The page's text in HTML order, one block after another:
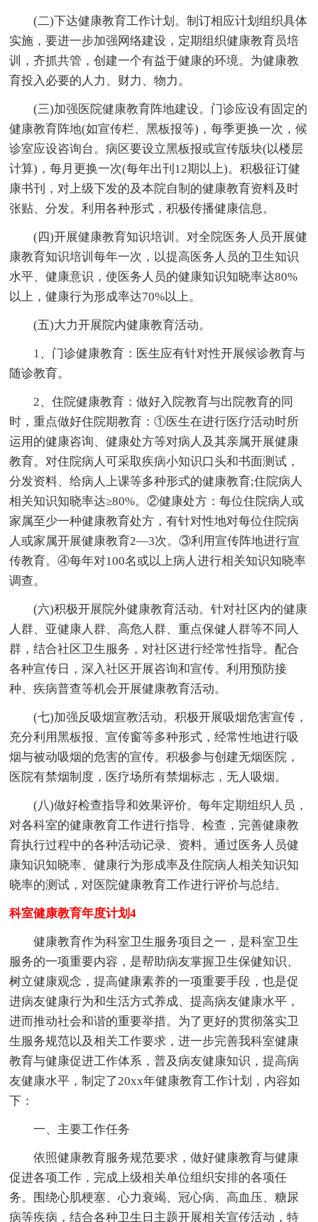
(二)下达健康教育工作计划。制订相应计划组织具体
实施，要进一步加强网络建设，定期组织健康教育员培
训，齐抓共管，创建一个有益于健康的环境。为健康教
育投入必要的人力、财力、物力。
(三)加强医院健康教育阵地建设。门诊应设有固定的
健康教育阵地(如宣传栏、黑板报等)，每季更换一次，候
诊室应设咨询台。病区要设立黑板报或宣传版块(以楼层
计算)，每月更换一次(每年出刊12期以上)。积极征订健
康书刊，对上级下发的及本院自制的健康教育资料及时
张贴、分发。利用各种形式，积极传播健康信息。
(四)开展健康教育知识培训。对全院医务人员开展健
康教育知识培训每年一次，以提高医务人员的卫生知识
水平、健康意识，使医务人员的健康知识知晓率达80%
以上，健康行为形成率达70%以上。
(五)大力开展院内健康教育活动。
1、门诊健康教育：医生应有针对性开展候诊教育与
随诊教育。
2、住院健康教育：做好入院教育与出院教育的同
时，重点做好住院期教育：①医生在进行医疗活动时所
运用的健康咨询、健康处方等对病人及其亲属开展健康
教育。对住院病人可采取疾病小知识口头和书面测试，
分发资料、给病人上课等多种形式的健康教育;住院病人
相关知识知晓率达≥80%。②健康处方：每位住院病人或
家属至少一种健康教育处方，有针对性地对每位住院病
人或家属开展健康教育2—3次。③利用宣传阵地进行宣
传教育。④每年对100名或以上病人进行相关知识知晓率
调查。
(六)积极开展院外健康教育活动。针对社区内的健康
人群、亚健康人群、高危人群、重点保健人群等不同人
群，结合社区卫生服务，对社区进行经常性指导。配合
各种宣传日，深入社区开展咨询和宣传。利用预防接
种、疾病普查等机会开展健康教育活动。
(七)加强反吸烟宣教活动。积极开展吸烟危害宣传，
充分利用黑板报、宣传窗等多种形式，经常性地进行吸
烟与被动吸烟的危害的宣传。积极参与创建无烟医院，
医院有禁烟制度，医疗场所有禁烟标志，无人吸烟。
(八)做好检查指导和效果评价。每年定期组织人员，
对各科室的健康教育工作进行指导、检查，完善健康教
育执行过程中的各种活动记录、资料。通过医务人员健
康知识知晓率、健康行为形成率及住院病人相关知识知
晓率的测试，对医院健康教育工作进行评价与总结。
科室健康教育年度计划4
健康教育作为科室卫生服务项目之一，是科室卫生
服务的一项重要内容，是帮助病友掌握卫生保健知识、
树立健康观念，提高健康素养的一项重要手段，也是促
进病友健康行为和生活方式养成、提高病友健康水平，
进而推动社会和谐的重要举措。为了更好的贯彻落实卫
生服务规范以及相关工作要求，进一步完善我科室健康
教育与健康促进工作体系，普及病友健康知识，提高病
友健康水平，制定了20xx年健康教育工作计划，内容如
下：
一、主要工作任务
依照健康教育服务规范要求，做好健康教育与健康
促进各项工作，完成上级相关单位组织安排的各项任
务。围绕心肌梗塞、心力衰竭、冠心病、高血压、糖尿
病等疾病，结合各种卫生日主题开展相关宣传活动，特